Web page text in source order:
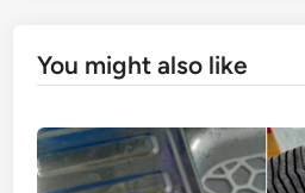
You might also like